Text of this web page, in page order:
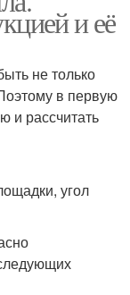
и её
не только
в первую
и рассчитать
угол